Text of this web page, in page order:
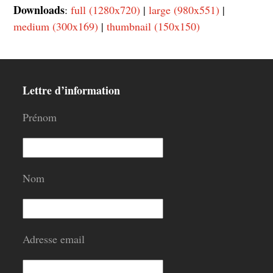
Downloads:full (1280x720) |large (980x551) |
medium (300x169) |thumbnail (150x150)
Lettre d’information
Prénom
Nom
Adresse email